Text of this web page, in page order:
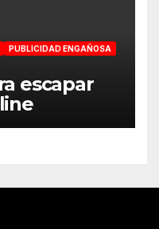
PUBLICIDAD ENGAÑOSA
escapar